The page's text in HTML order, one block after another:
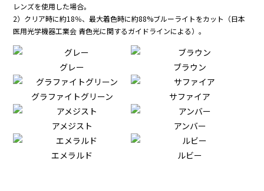
レンズを使用した場合。
2）クリア時に約18％、最大着色時に約88%ブルーライトをカット（日本
医用光学機器工業会 青色光に関するガイドラインによる）。
グレー ブラウン
グラファイトグリーン サファイア
アメジスト アンバー
エメラルド ルビー